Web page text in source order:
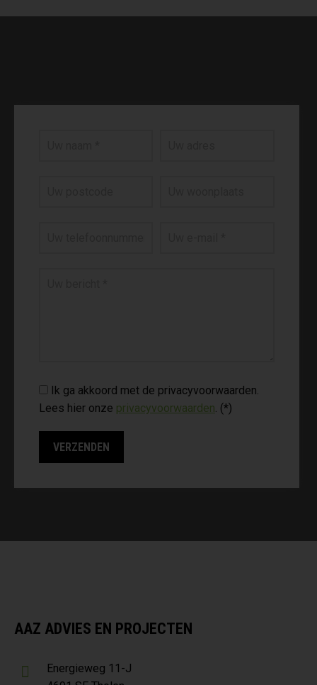
Ik ga akkoord met de privacyvoorwaarden.
Lees hier onze privacyvoorwaarden. (*)
AAZ ADVIES EN PROJECTEN
Energieweg 11-J